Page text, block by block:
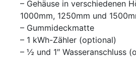
– Gehäuse in verschiedenen
1000mm, 1250mm und
– Gummideckmatte
– 1 kWh-Zähler (optional)
– ½ und 1″ Wasseranschluss